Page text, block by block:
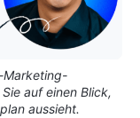
Marketing-
auf einen Blick,
aussieht.